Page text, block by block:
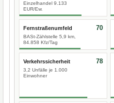
Einzelhandel 9.133
EUR/Ew.
Fernstraßenumfeld
BASt-Zählstelle 5,9 km,
84.858 Kfz/Tag
70
Verkehrssicherheit
3,2 Unfälle je 1.000
Einwohner
78